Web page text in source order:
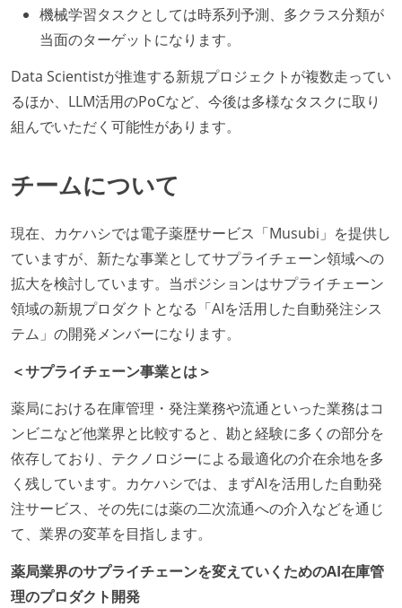
機械学習タスクとしては時系列予測、多クラス分類が
当面のターゲットになります。
Data Scientistが推進する新規プロジェクトが複数走ってい
るほか、LLM活用のPoCなど、今後は多様なタスクに取り
組んでいただく可能性があります。
チームについて
現在、カケハシでは電子薬歴サービス「Musubi」を提供し
ていますが、新たな事業としてサプライチェーン領域への
拡大を検討しています。当ポジションはサプライチェーン
領域の新規プロダクトとなる「AIを活用した自動発注シス
テム」の開発メンバーになります。
＜サプライチェーン事業とは＞
薬局における在庫管理・発注業務や流通といった業務はコ
ンビニなど他業界と比較すると、勘と経験に多くの部分を
依存しており、テクノロジーによる最適化の介在余地を多
く残しています。カケハシでは、まずAIを活用した自動発
注サービス、その先には薬の二次流通への介入などを通じ
て、業界の変革を目指します。
薬局業界のサプライチェーンを変えていくためのAI在庫管
理のプロダクト開発